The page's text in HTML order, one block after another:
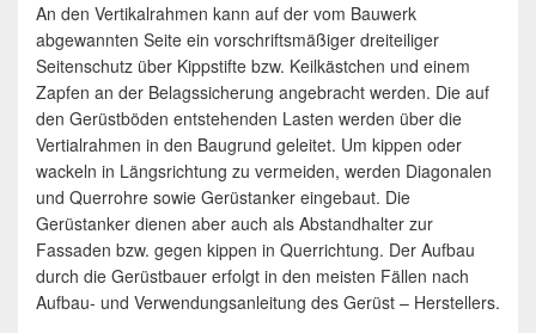
An den Vertikalrahmen kann auf der vom Bauwerk
abgewannten Seite ein vorschriftsmäßiger dreiteiliger
Seitenschutz über Kippstifte bzw. Keilkästchen und einem
Zapfen an der Belagssicherung angebracht werden. Die auf
den Gerüstböden entstehenden Lasten werden über die
Vertialrahmen in den Baugrund geleitet. Um kippen oder
wackeln in Längsrichtung zu vermeiden, werden Diagonalen
und Querrohre sowie Gerüstanker eingebaut. Die
Gerüstanker dienen aber auch als Abstandhalter zur
Fassaden bzw. gegen kippen in Querrichtung. Der Aufbau
durch die Gerüstbauer erfolgt in den meisten Fällen nach
Aufbau- und Verwendungsanleitung des Gerüst – Herstellers.